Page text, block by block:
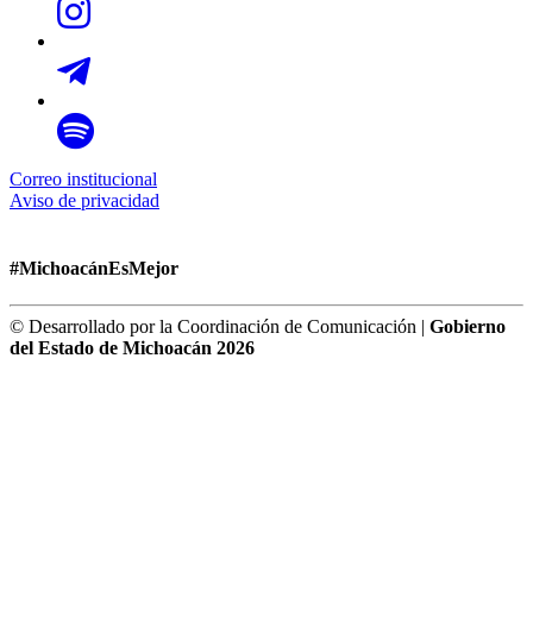
Correo institucional
Aviso de privacidad
#MichoacánEsMejor
© Desarrollado por la Coordinación de Comunicación | Gobierno
del Estado de Michoacán 2026